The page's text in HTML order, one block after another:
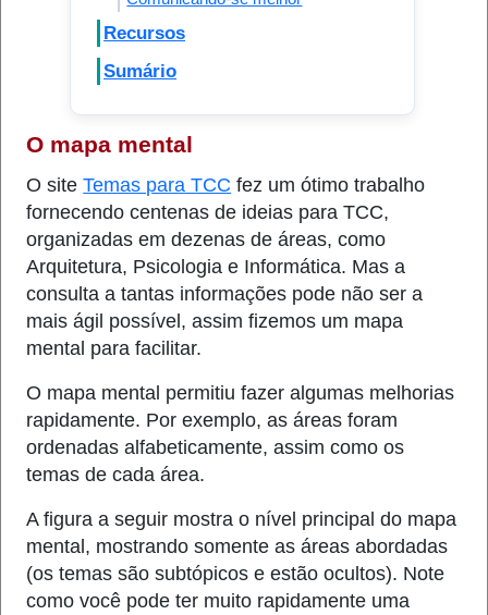
Recursos
Sumário
O mapa mental
O siteTemas para TCC fez um ótimo trabalho
fornecendo centenas de ideias para TCC,
organizadas em dezenas de áreas, como
Arquitetura, Psicologia e Informática. Mas a
consulta a tantas informações pode não ser a
mais ágil possível, assim fizemos um mapa
mental para facilitar.
O mapa mental permitiu fazer algumas melhorias
rapidamente. Por exemplo, as áreas foram
ordenadas alfabeticamente, assim como os
temas de cada área.
A figura a seguir mostra o nível principal do mapa
mental, mostrando somente as áreas abordadas
(os temas são subtópicos e estão ocultos). Note
como você pode ter muito rapidamente uma